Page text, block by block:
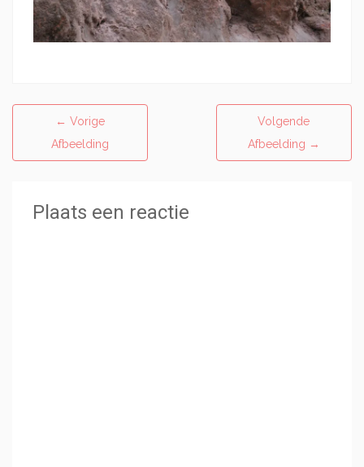
← Vorige
Afbeelding
Volgende
Afbeelding →
Plaats een reactie